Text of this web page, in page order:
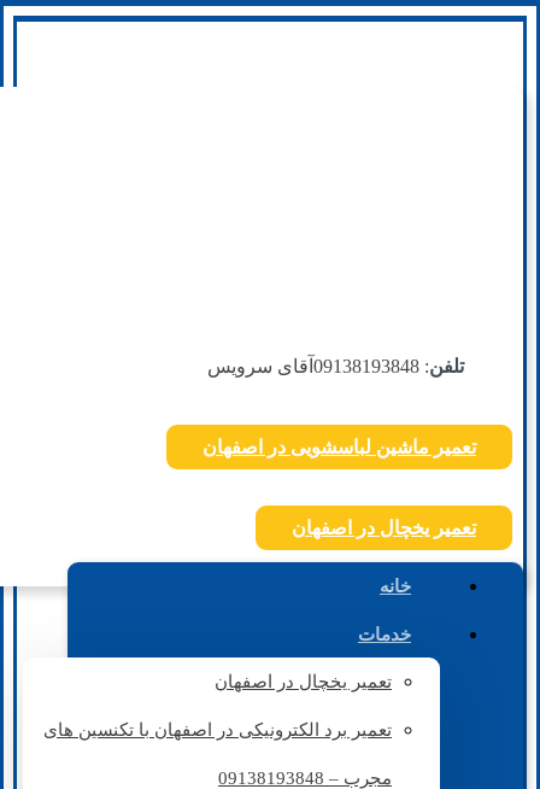
تلفن: 09138193848 آقای سرویس
تعمیر ماشین لباسشویی در اصفهان
تعمیر یخچال در اصفهان
خانه
خدمات
تعمیر یخچال در اصفهان
تعمیر برد الکترونیکی در اصفهان با تکنسین های
مجرب – 09138193848